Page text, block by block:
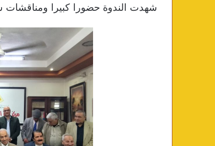
شهدت الندوة حضورا كبيرا ومناقشات